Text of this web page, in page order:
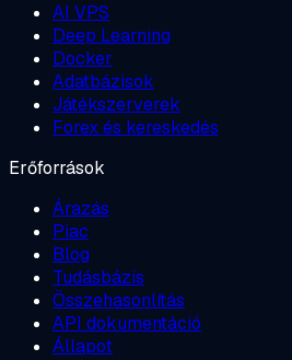
AI VPS
Deep Learning
Docker
Adatbázisok
Játékszerverek
Forex és kereskedés
Erőforrások
Árazás
Piac
Blog
Tudásbázis
Összehasonlítás
API dokumentáció
Állapot